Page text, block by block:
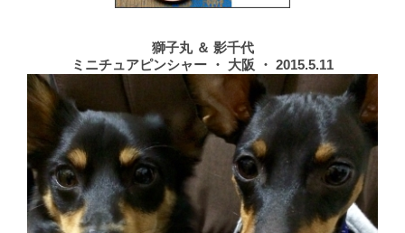
獅子丸 ＆ 影千代
ミニチュアピンシャー ・ 大阪 ・ 2015.5.11